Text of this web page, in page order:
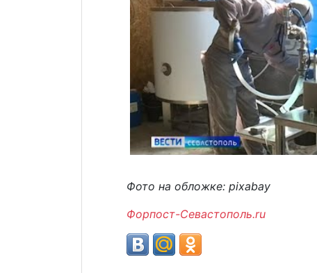
Фото на обложке: pixabay
Форпост-Севастополь.ru